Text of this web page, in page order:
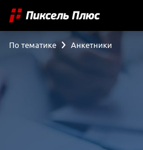
По тематике Анкетники